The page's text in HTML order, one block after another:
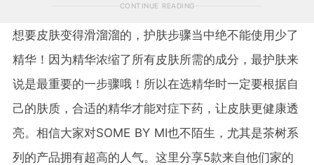
CONTINUE READING
想要皮肤变得滑溜溜的，护肤步骤当中绝不能使用少了
精华！因为精华浓缩了所有皮肤所需的成分，最护肤来
说是最重要的一步骤哦！所以在选精华时一定要根据自
己的肤质，合适的精华才能对症下药，让皮肤更健康透
亮。相信大家对SOME BY MI也不陌生，尤其是茶树系
列的产品拥有超高的人气。这里分享5款来自他们家的